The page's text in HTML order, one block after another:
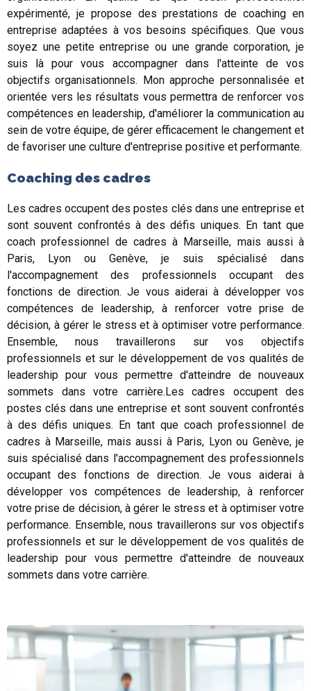
expérimenté, je propose des prestations de coaching en
entreprise adaptées à vos besoins spécifiques. Que vous
soyez une petite entreprise ou une grande corporation, je
suis là pour vous accompagner dans l'atteinte de vos
objectifs organisationnels. Mon approche personnalisée et
orientée vers les résultats vous permettra de renforcer vos
compétences en leadership, d'améliorer la communication au
sein de votre équipe, de gérer efficacement le changement et
de favoriser une culture d'entreprise positive et performante.
Coaching des cadres
Les cadres occupent des postes clés dans une entreprise et
sont souvent confrontés à des défis uniques. En tant que
coach professionnel de cadres à Marseille, mais aussi à
Paris, Lyon ou Genève, je suis spécialisé dans
l'accompagnement des professionnels occupant des
fonctions de direction. Je vous aiderai à développer vos
compétences de leadership, à renforcer votre prise de
décision, à gérer le stress et à optimiser votre performance.
Ensemble, nous travaillerons sur vos objectifs
professionnels et sur le développement de vos qualités de
leadership pour vous permettre d'atteindre de nouveaux
sommets dans votre carrière.Les cadres occupent des
postes clés dans une entreprise et sont souvent confrontés
à des défis uniques. En tant que coach professionnel de
cadres à Marseille, mais aussi à Paris, Lyon ou Genève, je
suis spécialisé dans l'accompagnement des professionnels
occupant des fonctions de direction. Je vous aiderai à
développer vos compétences de leadership, à renforcer
votre prise de décision, à gérer le stress et à optimiser votre
performance. Ensemble, nous travaillerons sur vos objectifs
professionnels et sur le développement de vos qualités de
leadership pour vous permettre d'atteindre de nouveaux
sommets dans votre carrière.